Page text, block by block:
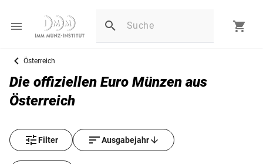
Österreich
Die offiziellen Euro Münzen aus
Österreich
Filter Ausgabejahr